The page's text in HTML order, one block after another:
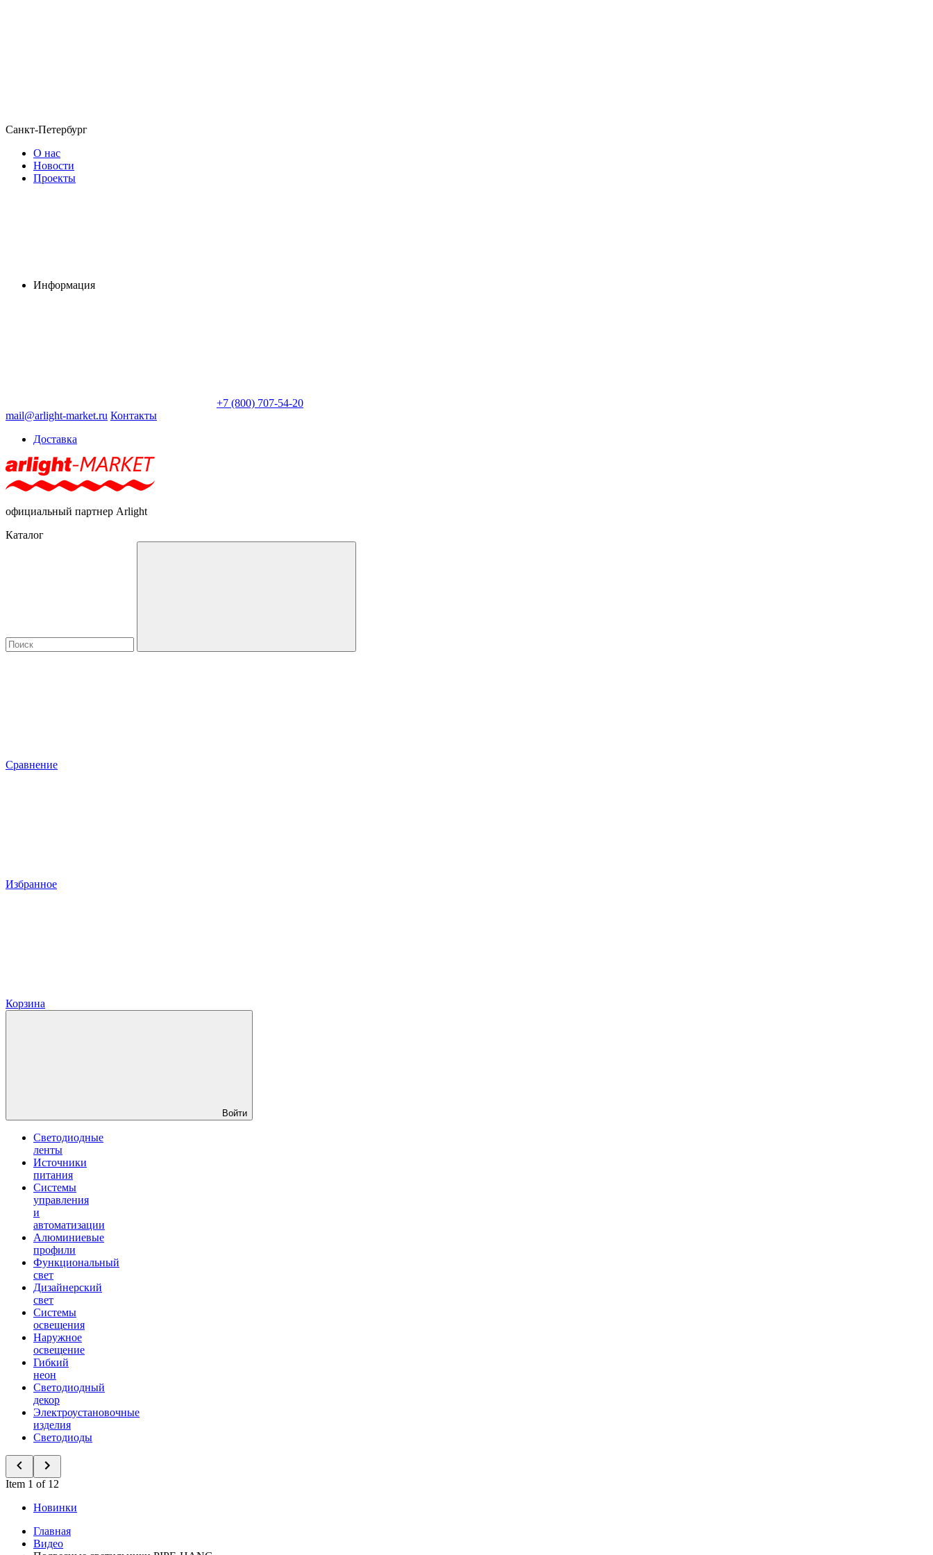
Санкт-Петербург
О нас
Новости
Проекты
Информация
+7 (800) 707-54-20
mail@arlight-market.ru Контакты
Доставка
официальный партнер Arlight
Каталог
Сравнение
Избранное
Корзина
Войти
Светодиодные
ленты
Источники
питания
Системы
управления
и
автоматизации
Алюминиевые
профили
Функциональный
свет
Дизайнерский
свет
Системы
освещения
Наружное
освещение
Гибкий
неон
Светодиодный
декор
Электроустановочные
изделия
Светодиоды
Item 1 of 12
Новинки
Главная
Видео